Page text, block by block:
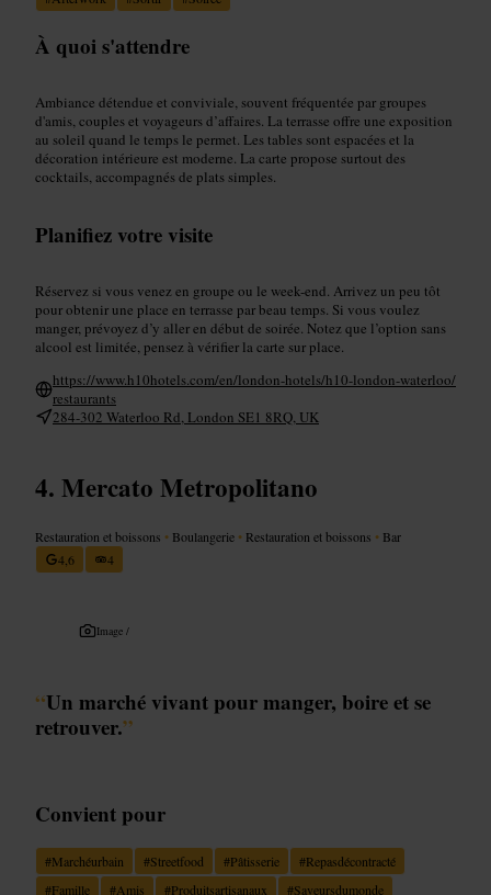
À quoi s'attendre
Ambiance détendue et conviviale, souvent fréquentée par groupes
d'amis, couples et voyageurs d’affaires. La terrasse offre une exposition
au soleil quand le temps le permet. Les tables sont espacées et la
décoration intérieure est moderne. La carte propose surtout des
cocktails, accompagnés de plats simples.
Planifiez votre visite
Réservez si vous venez en groupe ou le week-end. Arrivez un peu tôt
pour obtenir une place en terrasse par beau temps. Si vous voulez
manger, prévoyez d’y aller en début de soirée. Notez que l’option sans
alcool est limitée, pensez à vérifier la carte sur place.
https://www.h10hotels.com/en/london-hotels/h10-london-waterloo/
restaurants
284-302 Waterloo Rd, London SE1 8RQ, UK
Mercato Metropolitano
Restauration et boissons • Boulangerie • Restauration et boissons • Bar
4,6
4
Image /
“Un marché vivant pour manger, boire et se
retrouver.”
Convient pour
#Marchéurbain #Streetfood #Pâtisserie #Repasdécontracté
#Famille #Amis #Produitsartisanaux #Saveursdumonde